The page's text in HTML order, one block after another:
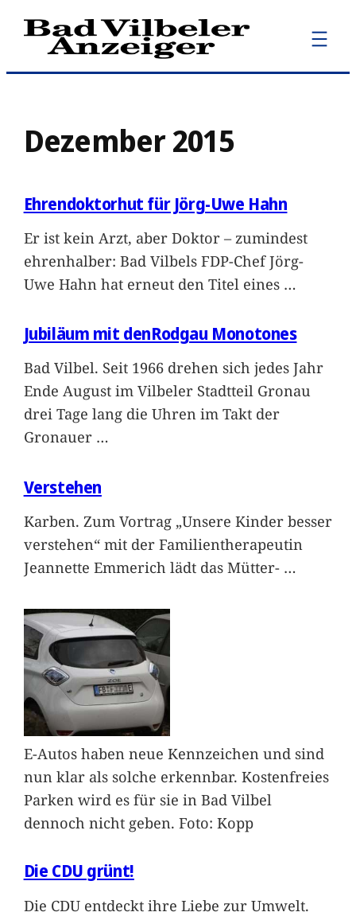
Zum
Inhalt
Dezember 2015
Ehrendoktorhut für Jörg-Uwe Hahn
Er ist kein Arzt, aber Doktor – zumindest
ehrenhalber: Bad Vilbels FDP-Chef Jörg-
Uwe Hahn hat erneut den Titel eines …
Jubiläum mit denRodgau Monotones
Bad Vilbel. Seit 1966 drehen sich jedes Jahr
Ende August im Vilbeler Stadtteil Gronau
drei Tage lang die Uhren im Takt der
Gronauer …
Verstehen
Karben. Zum Vortrag „Unsere Kinder besser
verstehen“ mit der Familientherapeutin
Jeannette Emmerich lädt das Mütter- …
E-Autos haben neue Kennzeichen und sind
nun klar als solche erkennbar. Kostenfreies
Parken wird es für sie in Bad Vilbel
dennoch nicht geben. Foto: Kopp
Die CDU grünt!
Die CDU entdeckt ihre Liebe zur Umwelt.